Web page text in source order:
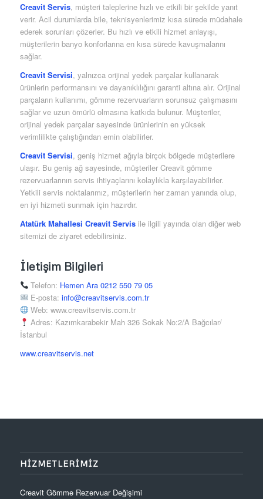
Creavit Servis, müşteri taleplerine hızlı ve etkili bir şekilde yanıt
verir. Acil durumlarda bile, teknisyenlerimiz kısa sürede müdahale
ederek sorunları çözerler. Bu hızlı ve etkili hizmet anlayışı,
müşterilerin banyo konforlarına en kısa sürede kavuşmalarını
sağlar.
Creavit Servisi, yalnızca orijinal yedek parçalar kullanarak
ürünlerin performansını ve dayanıklılığını garanti altına alır. Orijinal
parçaların kullanımı, gömme rezervuarların sorunsuz çalışmasını
sağlar ve uzun ömürlü olmasına katkıda bulunur. Müşteriler,
orijinal yedek parçalar sayesinde ürünlerinin en yüksek
verimlilikte çalıştığından emin olabilirler.
Creavit Servisi, geniş hizmet ağıyla birçok bölgede müşterilere
ulaşır. Bu geniş ağ sayesinde, müşteriler Creavit gömme
rezervuarlarının servis ihtiyaçlarını kolaylıkla karşılayabilirler.
Yetkili servis noktalarımız, müşterilerin her zaman yanında olup,
en iyi hizmeti sunmak için hazırdır.
Atatürk Mahallesi Creavit Servisile ilgili yayında olan diğer web
sitemizi de ziyaret edebilirsiniz.
İletişim Bilgileri
Telefon: Hemen Ara 0212 550 79 05
E-posta:info@creavitservis.com.tr
Web: www.creavitservis.com.tr
Adres: Kazımkarabekir Mah 326 Sokak No:2/A Bağcılar/
İstanbul
www.creavitservis.net
HIZMETLERIMIZ
Creavit Gömme Rezervuar Değişimi